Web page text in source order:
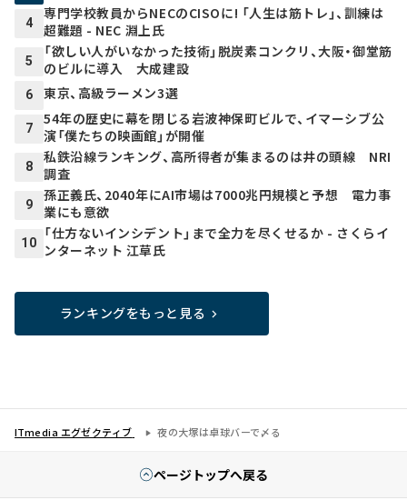
4
専門学校教員からNECのCISOに! 「人生は筋トレ」、訓練は
超難題 - NEC 淵上氏
5
「欲しい人がいなかった技術」脱炭素コンクリ、大阪・御堂筋
のビルに導入 大成建設
6 東京、高級ラーメン3選
7
54年の歴史に幕を閉じる岩波神保町ビルで、イマーシブ公
演「僕たちの映画館」が開催
8
私鉄沿線ランキング、高所得者が集まるのは井の頭線 NRI
調査
9
孫正義氏、2040年にAI市場は7000兆円規模と予想 電力事
業にも意欲
10
「仕方ないインシデント」まで全力を尽くせるか - さくらイ
ンターネット 江草氏
ランキングをもっと見る
ITmedia エグゼクティブ 夜の大塚は卓球バーで〆る
ページトップへ戻る